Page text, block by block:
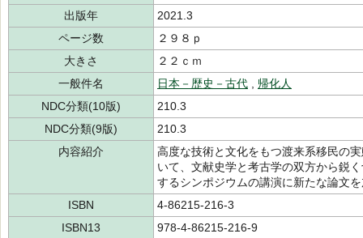
出版年
2021.3
ページ数
２９８ｐ
大きさ
２２ｃｍ
一般件名
日本－歴史－古代
帰化人
NDC分類(10版)
210.3
NDC分類(9版)
210.3
内容紹介
高度な技術と文化をもつ渡来系移民の
いて、文献史学と考古学の双方から鋭
するシンポジウムの講演に新たな論文
ISBN
4-86215-216-3
ISBN13
978-4-86215-216-9